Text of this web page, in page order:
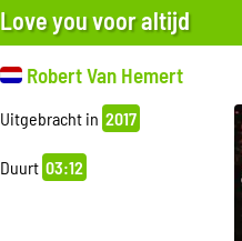
Love you voor altijd
Robert Van Hemert
Uitgebracht in 2017
Duurt 03:12